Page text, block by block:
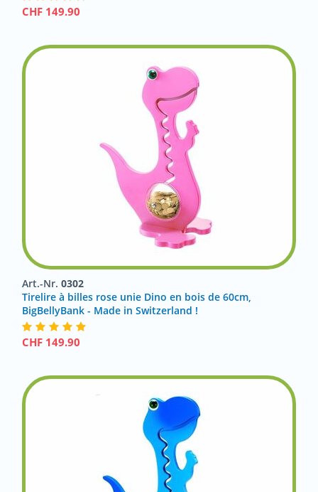
CHF 149.90
Art.-Nr. 0302
Tirelire à billes rose unie Dino en bois de 60cm,
BigBellyBank - Made in Switzerland !
CHF 149.90